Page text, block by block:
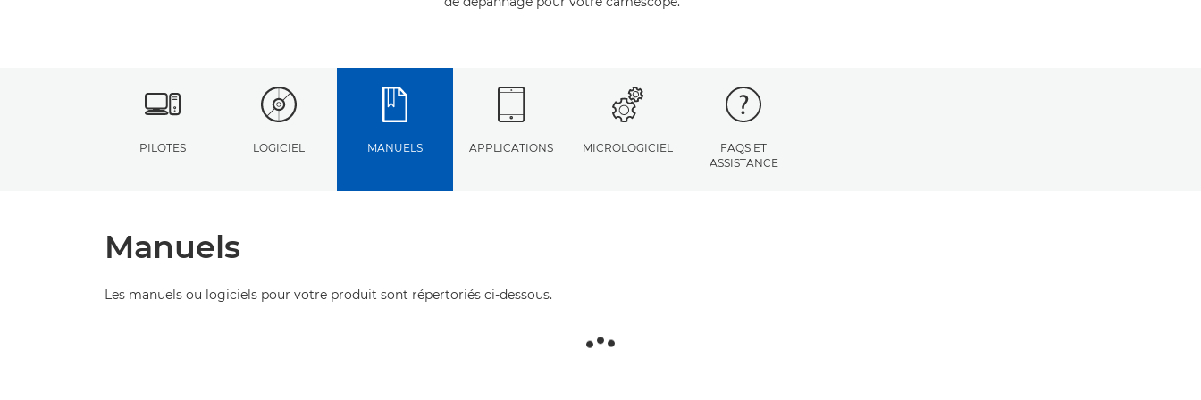
PILOTES LOGICIEL MANUELS APPLICATIONS MICROLOGICIEL
FAQS ET
ASSISTANCE
Manuels
Les manuels ou logiciels pour votre produit sont répertoriés ci-dessous.